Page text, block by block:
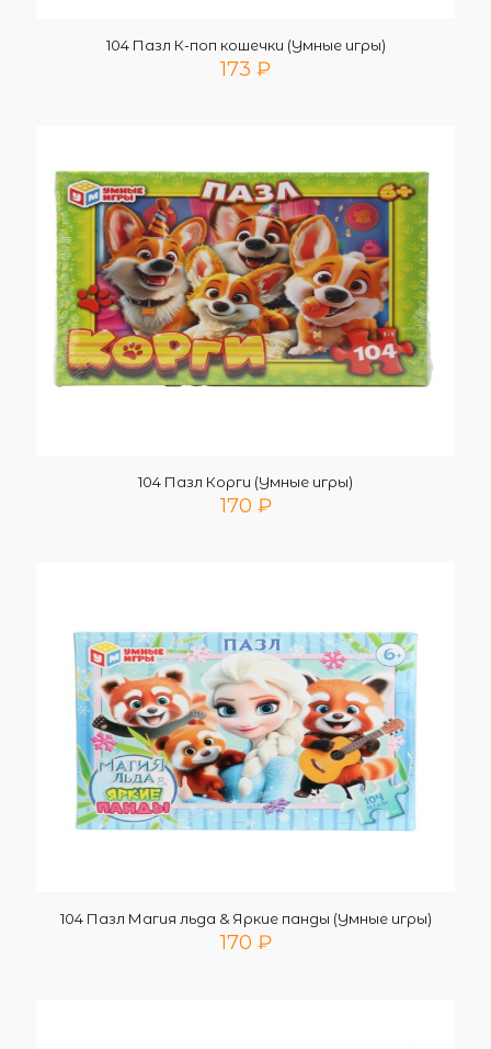
104 Пазл К-поп кошечки (Умные игры)
173 ₽
104 Пазл Корги (Умные игры)
170 ₽
104 Пазл Магия льда & Яркие панды (Умные игры)
170 ₽